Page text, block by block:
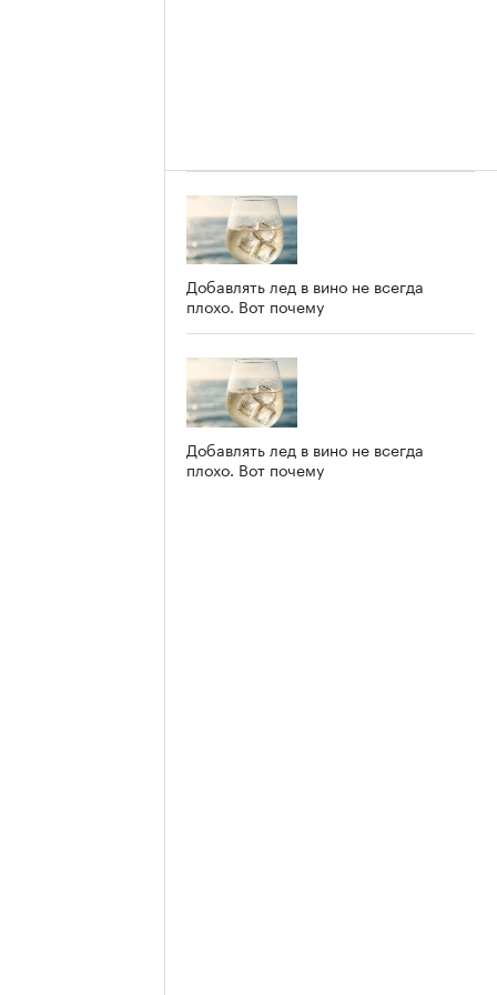
Добавлять лед в вино не всегда
плохо. Вот почему
Добавлять лед в вино не всегда
плохо. Вот почему